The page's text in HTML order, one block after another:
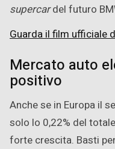
supercardel futuro
Guarda il film ufficiale
Mercato auto
positivo
Anche se in Europa il
solo lo 0,22% del
forte crescita. Basti